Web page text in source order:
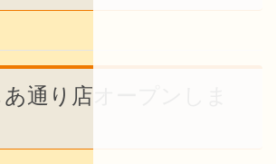
通り店オープンしま